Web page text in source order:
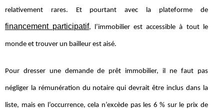
relativement rares. Et pourtant avec la plateforme de
financement participatif, l’immobilier est accessible à tout le
monde et trouver un bailleur est aisé.
Pour dresser une demande de prêt immobilier, il ne faut pas
négliger la rémunération du notaire qui devrait être inclus dans la
liste, mais en l’occurrence, cela n’excède pas les 6 % sur le prix de